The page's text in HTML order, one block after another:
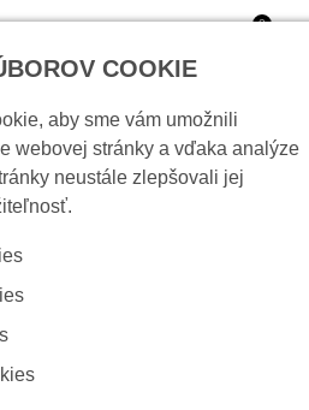
0
XT 8 kanálový záznamník
COOKIE
aby sme vám umožnili
webovej stránky a vďaka analýze
neustále zlepšovali jej